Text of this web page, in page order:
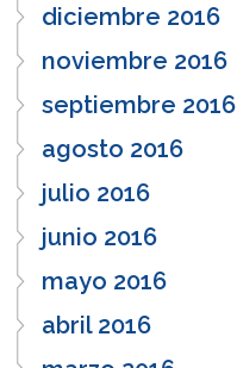
diciembre 2016
noviembre 2016
septiembre 2016
agosto 2016
julio 2016
junio 2016
mayo 2016
abril 2016